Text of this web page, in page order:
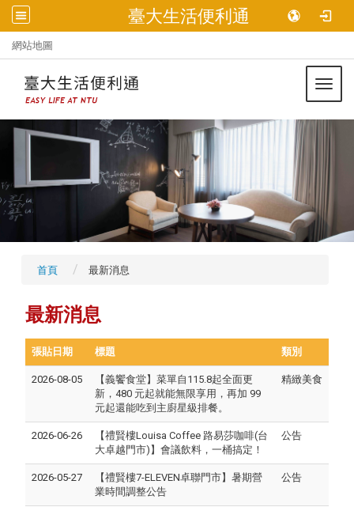
臺大生活便利通
網站地圖
首頁 最新消息
最新消息
張貼日期 標題 類別
2026-08-05
【義饗食堂】菜單自115.8起全面更
新，480 元起就能無限享用，再加 99
元起還能吃到主廚星級排餐。
精緻美食
2026-06-26
【禮賢樓Louisa Coffee 路易莎咖啡(台
大卓越門市)】會議飲料，一桶搞定！
公告
2026-05-27
【禮賢樓7-ELEVEN卓聯門市】暑期營
業時間調整公告
公告